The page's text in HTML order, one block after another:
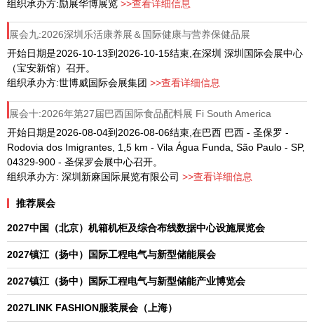
组织承办方:励展华博展览 >>查看详细信息
展会九:2026深圳乐活康养展＆国际健康与营养保健品展
开始日期是2026-10-13到2026-10-15结束,在深圳 深圳国际会展中心
（宝安新馆）召开。
组织承办方:世博威国际会展集团 >>查看详细信息
展会十:2026年第27届巴西国际食品配料展 Fi South America
开始日期是2026-08-04到2026-08-06结束,在巴西 巴西 - 圣保罗 -
Rodovia dos Imigrantes, 1,5 km - Vila Água Funda, São Paulo - SP,
04329-900 - 圣保罗会展中心召开。
组织承办方: 深圳新麻国际展览有限公司 >>查看详细信息
推荐展会
2027中国（北京）机箱机柜及综合布线数据中心设施展览会
2027镇江（扬中）国际工程电气与新型储能展会
2027镇江（扬中）国际工程电气与新型储能产业博览会
2027LINK FASHION服装展会（上海）